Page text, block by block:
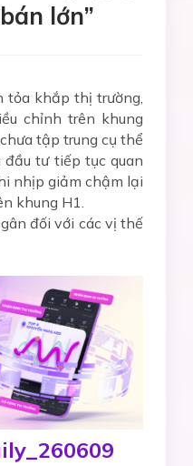
lớn”
tỏa khắp thị trường,
chỉnh trên khung
tập trung cụ thể
tư tiếp tục quan
nhịp giảm chậm lại
khung H1.
đối với các vị thế